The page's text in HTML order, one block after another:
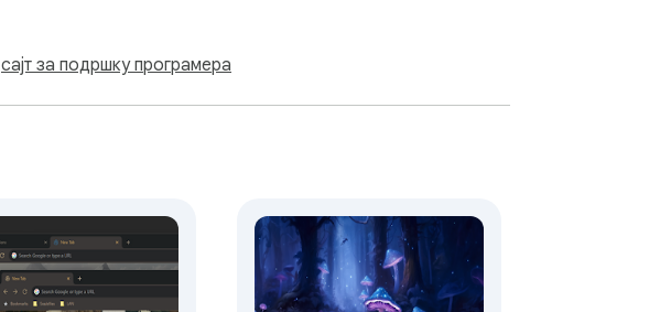
сајт за подршку програмера